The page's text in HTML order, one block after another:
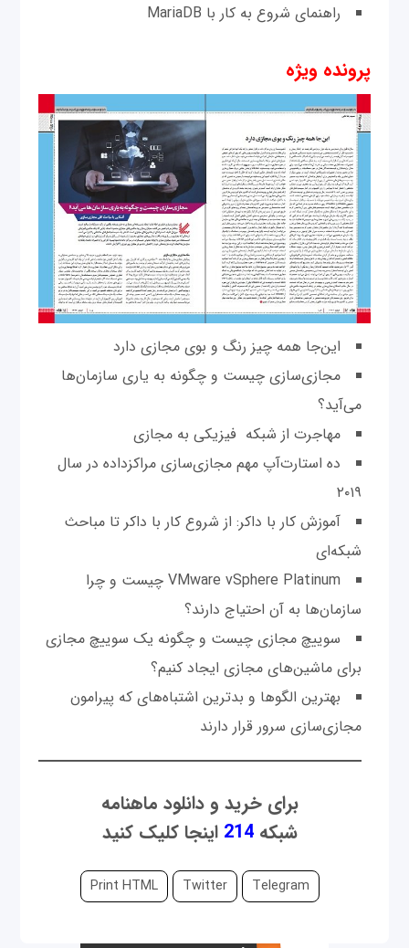
راهنمای شروع به کار با MariaDB
پرونده ویژه
این‌جا همه چیز رنگ و بوی مجازی دارد
مجازی‌سازی چیست و چگونه به یاری سازمان‌ها
می‌آید؟
مهاجرت از شبکه فیزیکی به مجازی
ده استارت‌آپ مهم مجازی‌سازی مراکزداده در سال
۲۰۱۹
آموزش کار با داکر: از شروع کار با داکر تا مباحث
شبکه‌ای
VMware vSphere Platinum چیست و چرا
سازمان‌ها به آن احتیاج دارند؟
سوییچ مجازی چیست و چگونه یک سوییچ مجازی
برای ماشین‌های مجازی ایجاد کنیم؟
بهترین الگوها و بدترین اشتباه‌های که پیرامون
مجازی‌سازی سرور قرار دارند
برای خرید و دانلود ماهنامه
شبکه 214 اینجا کلیک کنید
Telegram
Twitter
Print HTML